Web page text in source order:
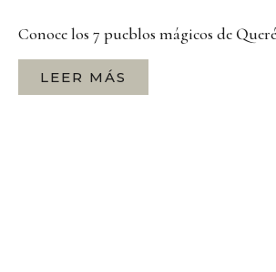
Conoce los 7 pueblos mágicos de
LEER MÁS